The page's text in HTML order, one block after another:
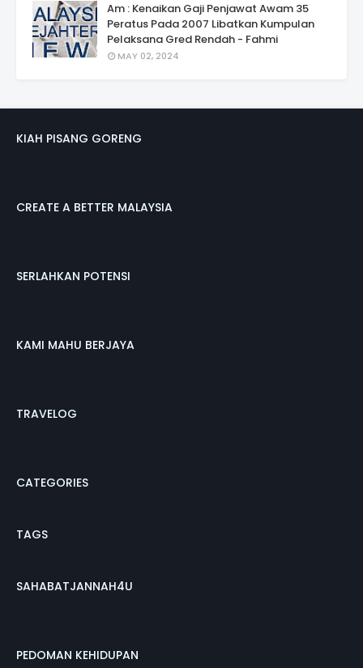
Am : Kenaikan Gaji Penjawat Awam 35
Peratus Pada 2007 Libatkan Kumpulan
Pelaksana Gred Rendah - Fahmi
MAY 02, 2024
KIAH PISANG GORENG
CREATE A BETTER MALAYSIA
SERLAHKAN POTENSI
KAMI MAHU BERJAYA
TRAVELOG
CATEGORIES
TAGS
SAHABATJANNAH4U
PEDOMAN KEHIDUPAN